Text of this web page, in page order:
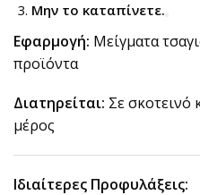
Μην το καταπίνετε.
Εφαρμογή: Μείγματα
προϊόντα
Διατηρείται: Σε σκοτεινό
μέρος
Ιδιαίτερες Προφυλάξεις: